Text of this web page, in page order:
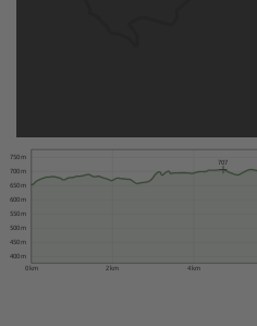
0 km 2 km 4 km
400 m
450 m
500 m
550 m
600 m
650 m
700 m
750 m
707